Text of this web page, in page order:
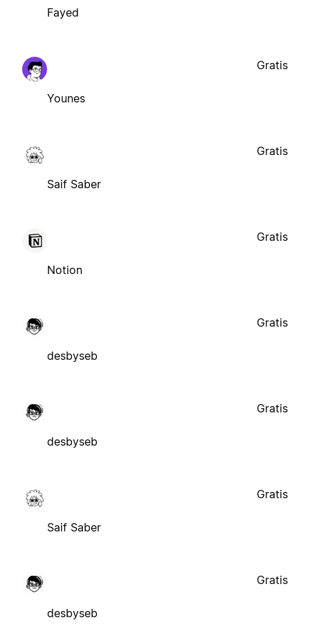
Fayed
Younes
Gratis
Saif Saber
Gratis
Notion
Gratis
desbyseb
Gratis
desbyseb
Gratis
Saif Saber
Gratis
desbyseb
Gratis